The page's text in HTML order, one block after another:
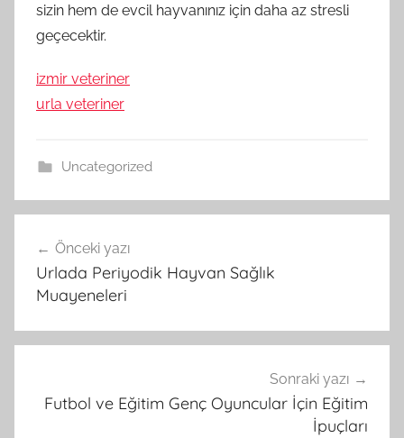
sizin hem de evcil hayvanınız için daha az stresli
geçecektir.
izmir veteriner
urla veteriner
Uncategorized
gezinmesi
Önceki yazı
Urlada Periyodik Hayvan Sağlık
Muayeneleri
Sonraki yazı
Futbol ve Eğitim Genç Oyuncular İçin Eğitim
İpuçları